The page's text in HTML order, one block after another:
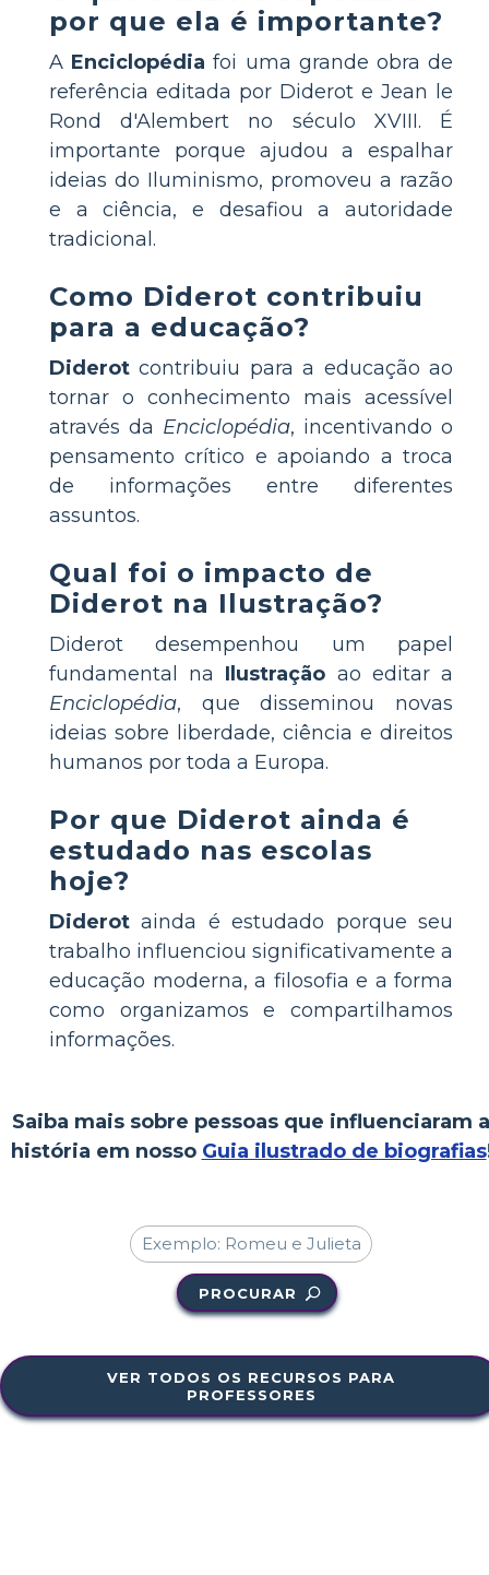
por que ela é importante?
A Enciclopédia foi uma grande obra de
referência editada por Diderot e Jean le
Rond d'Alembert no século XVIII. É
importante porque ajudou a espalhar
ideias do Iluminismo, promoveu a razão
e a ciência, e desafiou a autoridade
tradicional.
Como Diderot contribuiu
para a educação?
Diderot contribuiu para a educação ao
tornar o conhecimento mais acessível
através da Enciclopédia, incentivando o
pensamento crítico e apoiando a troca
de informações entre diferentes
assuntos.
Qual foi o impacto de
Diderot na Ilustração?
Diderot desempenhou um papel
fundamental na Ilustração ao editar a
Enciclopédia, que disseminou novas
ideias sobre liberdade, ciência e direitos
humanos por toda a Europa.
Por que Diderot ainda é
estudado nas escolas
hoje?
Diderot ainda é estudado porque seu
trabalho influenciou significativamente a
educação moderna, a filosofia e a forma
como organizamos e compartilhamos
informações.
Saiba mais sobre pessoas que influenciaram a
história em nosso Guia ilustrado de biografias
PROCURAR
VER TODOS OS RECURSOS PARA
PROFESSORES